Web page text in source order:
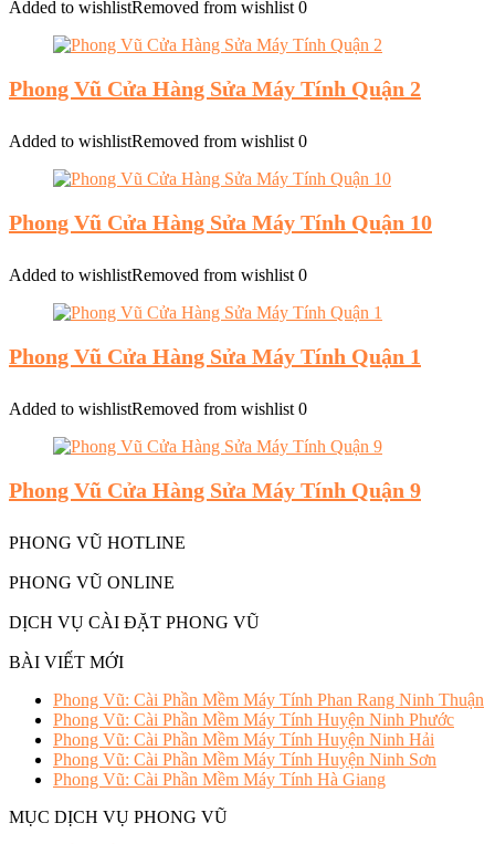
Added to wishlistRemoved from wishlist 0
Phong Vũ Cửa Hàng Sửa Máy Tính Quận 2
Added to wishlistRemoved from wishlist 0
Phong Vũ Cửa Hàng Sửa Máy Tính Quận 10
Added to wishlistRemoved from wishlist 0
Phong Vũ Cửa Hàng Sửa Máy Tính Quận 1
Added to wishlistRemoved from wishlist 0
Phong Vũ Cửa Hàng Sửa Máy Tính Quận 9
PHONG VŨ HOTLINE
PHONG VŨ ONLINE
DỊCH VỤ CÀI ĐẶT PHONG VŨ
BÀI VIẾT MỚI
Phong Vũ: Cài Phần Mềm Máy Tính Phan Rang Ninh Thuận
Phong Vũ: Cài Phần Mềm Máy Tính Huyện Ninh Phước
Phong Vũ: Cài Phần Mềm Máy Tính Huyện Ninh Hải
Phong Vũ: Cài Phần Mềm Máy Tính Huyện Ninh Sơn
Phong Vũ: Cài Phần Mềm Máy Tính Hà Giang
MỤC DỊCH VỤ PHONG VŨ